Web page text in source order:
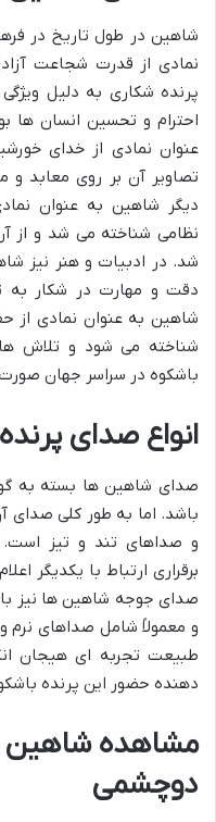
شاهین در طول تاریخ در
نمادی از قدرت شجاعت
پرنده شکاری به دلیل
احترام و تحسین انسان ها
عنوان نمادی از خدای
تصاویر آن بر روی معابد
دیگر شاهین به عنوان
نظامی شناخته می شد و از
شد. در ادبیات و هنر نیز
دقت و مهارت در شکار به
شاهین به عنوان نمادی
شناخته می شود و تلاش
باشکوه در سراسر جهان
انواع صدای
صدای شاهین ها بسته به
باشد. اما به طور کلی صدای
و صداهای تند و تیز
برقراری ارتباط با یکدیگر
صدای جوجه شاهین ها نیز
و معمولاً شامل صداهای
طبیعت تجربه ای هیجان
دهنده حضور این پرنده
مشاهده شاهین
دوچشمی